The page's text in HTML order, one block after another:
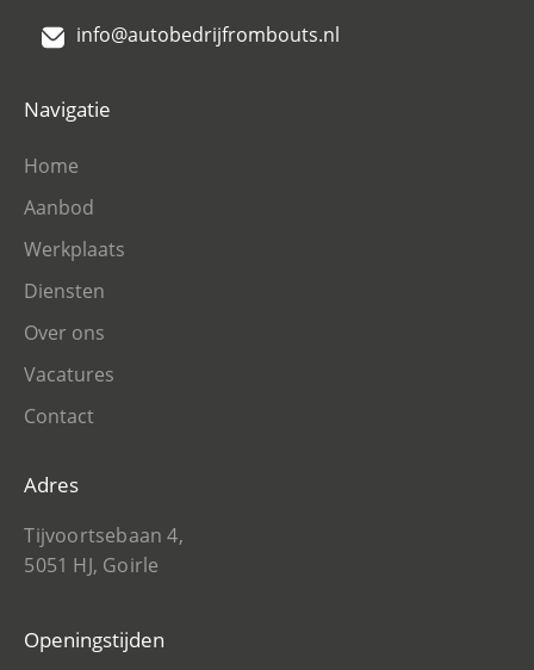
info@autobedrijfrombouts.nl
Navigatie
Home
Aanbod
Werkplaats
Diensten
Over ons
Vacatures
Contact
Adres
Tijvoortsebaan 4,
5051 HJ, Goirle
Openingstijden